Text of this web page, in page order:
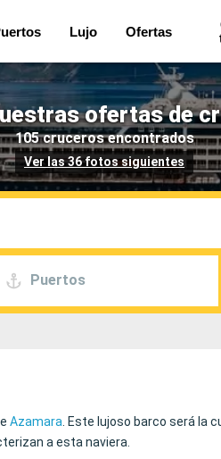
Lujo Ofertas
ofertas de
105 cruceros encontrados
Ver las 36 fotos siguientes
Puertos
Azamara . Este lujoso barco será la
a esta naviera.